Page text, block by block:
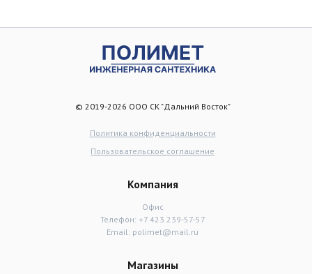
© 2019-2026 ООО СК "Дальний Восток"
Политика конфиденциальности
Пользовательское соглашение
Компания
Офис
Телефон: +7 423 239-57-57
Email: polimet@mail.ru
Магазины